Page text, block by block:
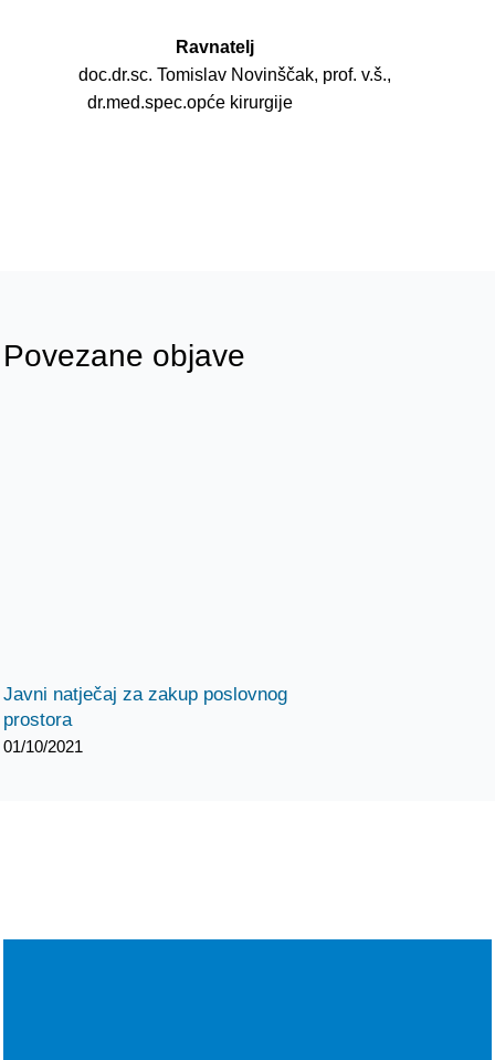
Ravnatelj
doc.dr.sc. Tomislav Novinščak, prof. v.š.,
dr.med.spec.opće kirurgije
Povezane objave
Javni natječaj za zakup poslovnog
prostora
01/10/2021